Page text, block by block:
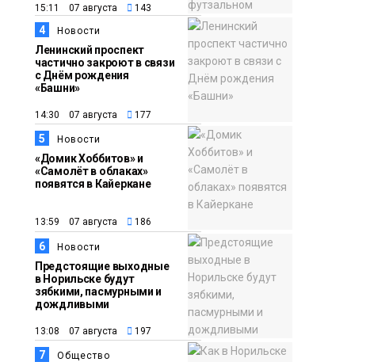
10:25
Общество
Исправленная дата в
трудовой книжке
стоила норильчанке 9
месяцев стажа
15:11 07 августа 143
4 Новости
Ленинский проспект
частично закроют в связи
с Днём рождения
«Башни»
14:30 07 августа 177
5 Новости
«Домик Хоббитов» и
«Самолёт в облаках»
появятся в Кайеркане
13:59 07 августа 186
6 Новости
Предстоящие выходные
в Норильске будут
зябкими, пасмурными и
дождливыми
13:08 07 августа 197
7 Общество